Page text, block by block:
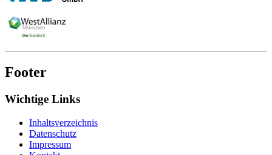
Footer
Wichtige Links
Inhaltsverzeichnis
Datenschutz
Impressum